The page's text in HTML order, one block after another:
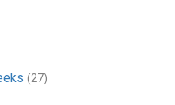
(27)